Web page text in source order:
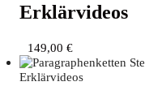
Erklärvideos
149,00 €